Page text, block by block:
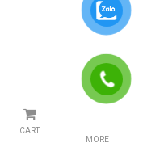
CART
MORE